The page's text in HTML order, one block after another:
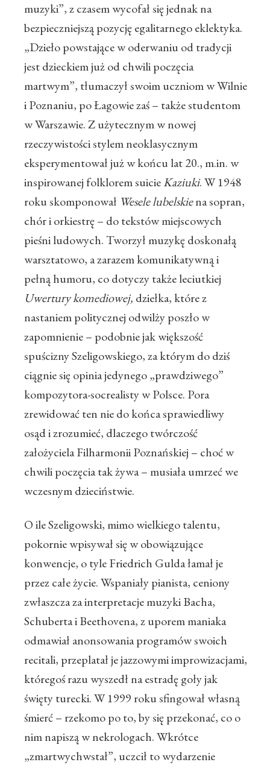
muzyki”, z czasem wycofał się jednak na
bezpieczniejszą pozycję egalitarnego eklektyka.
„Dzieło powstające w oderwaniu od tradycji
jest dzieckiem już od chwili poczęcia
martwym”, tłumaczył swoim uczniom w Wilnie
i Poznaniu, po Łagowie zaś – także studentom
w Warszawie. Z użytecznym w nowej
rzeczywistości stylem neoklasycznym
eksperymentował już w końcu lat 20., m.in. w
inspirowanej folklorem suicieKaziuki. W 1948
roku skomponował Wesele lubelskiena sopran,
chór i orkiestrę – do tekstów miejscowych
pieśni ludowych. Tworzył muzykę doskonałą
warsztatowo, a zarazem komunikatywną i
pełną humoru, co dotyczy także leciutkiej
Uwertury komediowej, dziełka, które z
nastaniem politycznej odwilży poszło w
zapomnienie – podobnie jak większość
spuścizny Szeligowskiego, za którym do dziś
ciągnie się opinia jedynego „prawdziwego”
kompozytora-socrealisty w Polsce. Pora
zrewidować ten nie do końca sprawiedliwy
osąd i zrozumieć, dlaczego twórczość
założyciela Filharmonii Poznańskiej – choć w
chwili poczęcia tak żywa – musiała umrzeć we
wczesnym dzieciństwie.
O ile Szeligowski, mimo wielkiego talentu,
pokornie wpisywał się w obowiązujące
konwencje, o tyle Friedrich Gulda łamał je
przez całe życie. Wspaniały pianista, ceniony
zwłaszcza za interpretacje muzyki Bacha,
Schuberta i Beethovena, z uporem maniaka
odmawiał anonsowania programów swoich
recitali, przeplatał je jazzowymi improwizacjami,
któregoś razu wyszedł na estradę goły jak
święty turecki. W 1999 roku sfingował własną
śmierć – rzekomo po to, by się przekonać, co o
nim napiszą w nekrologach. Wkrótce
„zmartwychwstał”, uczcił to wydarzenie